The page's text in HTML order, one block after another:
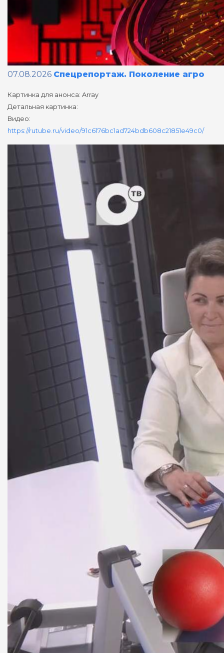
07.08.2026 Спецрепортаж. Поколение агро
Картинка для анонса: Array
Детальная картинка:
Видео:
https://rutube.ru/video/91c6176bc1ad724bdb608c21851e49c0/